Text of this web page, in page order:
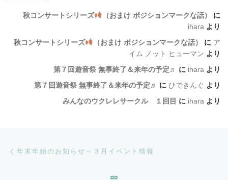
秋コンサートシリーズ （おまけ ポジションマークな話）
に
ihara より
秋コンサートシリーズ
（おまけ ポジションマークな話） に ア
イム ノット ヒューマン より
第７回遊音祭 無事終了＆来年の予定♬
に ihara より
第７回遊音祭 無事終了＆来年の予定♬
に ひできんぐ より
みんなのウクレレサークル １回目 に ihara より
年末年始のお知らせ～３月イベント情報